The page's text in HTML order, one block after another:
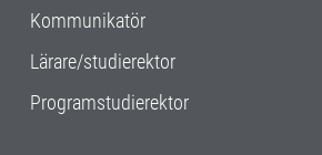
Kommunikatör
Lärare/studierektor
Programstudierektor